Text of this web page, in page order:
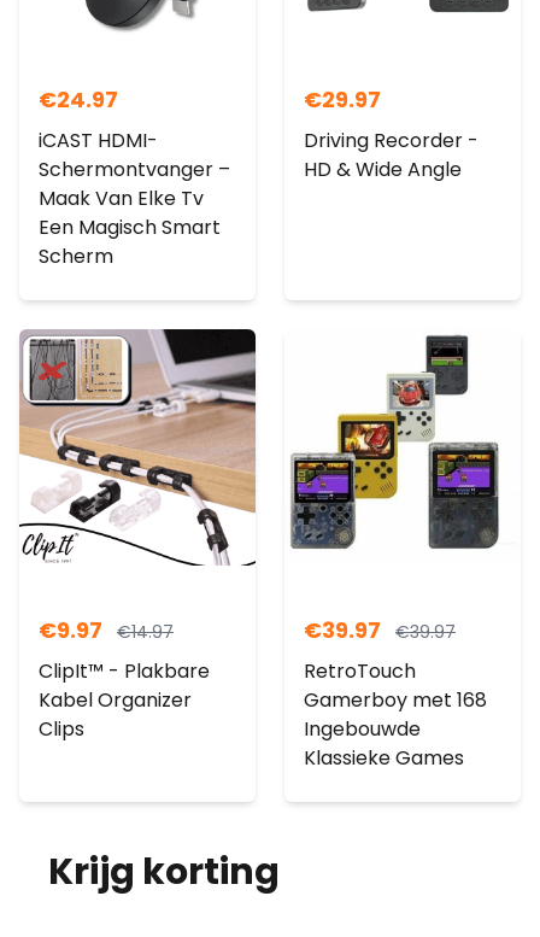
€24.97
iCAST HDMI-
Schermontvanger –
Maak Van Elke Tv
Een Magisch Smart
Scherm
€29.97
Driving Recorder -
HD & Wide Angle
€9.97 €14.97
ClipIt™ - Plakbare
Kabel Organizer
Clips
€39.97 €39.97
RetroTouch
Gamerboy met 168
Ingebouwde
Klassieke Games
Krijg korting